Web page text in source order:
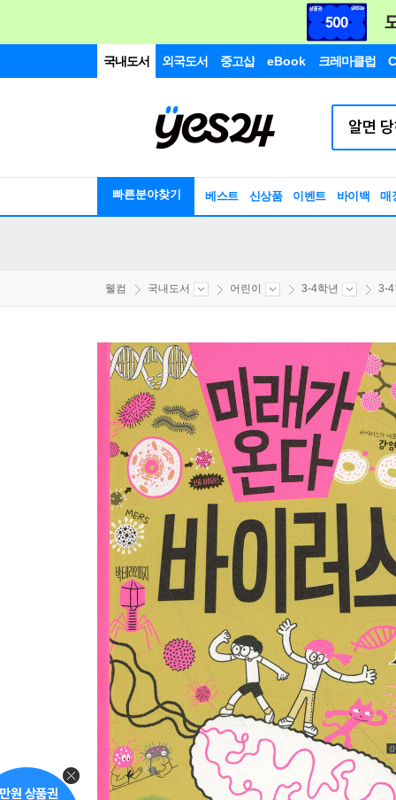
국내도서 외국도서 중고샵 eBook 크레마클럽
빠른분야찾기 베스트 신상품 이벤트 바이백 매
웰컴 국내도서 어린이 3-4학년 3-4